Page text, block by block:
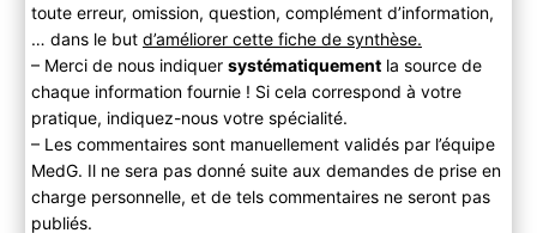
toute erreur, omission, question, complément d’information,
… dans le but d’améliorer cette fiche de synthèse.
– Merci de nous indiquer systématiquementla source de
chaque information fournie ! Si cela correspond à votre
pratique, indiquez-nous votre spécialité.
– Les commentaires sont manuellement validés par l’équipe
MedG. Il ne sera pas donné suite aux demandes de prise en
charge personnelle, et de tels commentaires ne seront pas
publiés.